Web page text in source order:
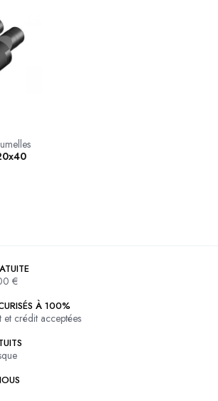
€
À 100%
et crédit acceptées